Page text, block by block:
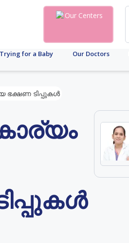
Our Centers
Trying for a Baby Our Doctors
ഭക്ഷണ ടിപ്പുകൾ